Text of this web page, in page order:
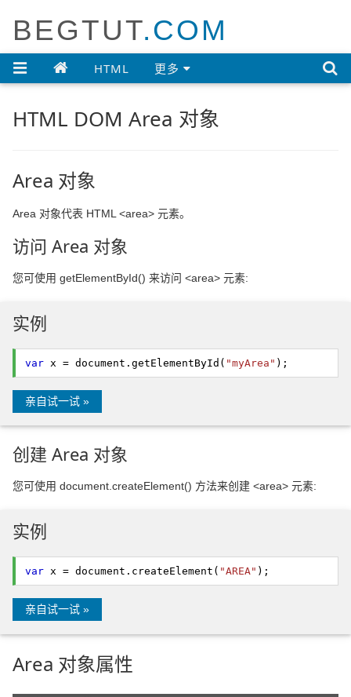
BEGTUT.COM
HTML 更多 
HTML DOM Area 对象
Area 对象
Area 对象代表 HTML <area> 元素。
访问 Area 对象
您可使用 getElementById() 来访问 <area> 元素:
实例
var x = document. getElementById ( "myArea" );
亲自试一试 »
创建 Area 对象
您可使用 document.createElement() 方法来创建 <area> 元素:
实例
var x = document. createElement ( "AREA" );
亲自试一试 »
Area 对象属性